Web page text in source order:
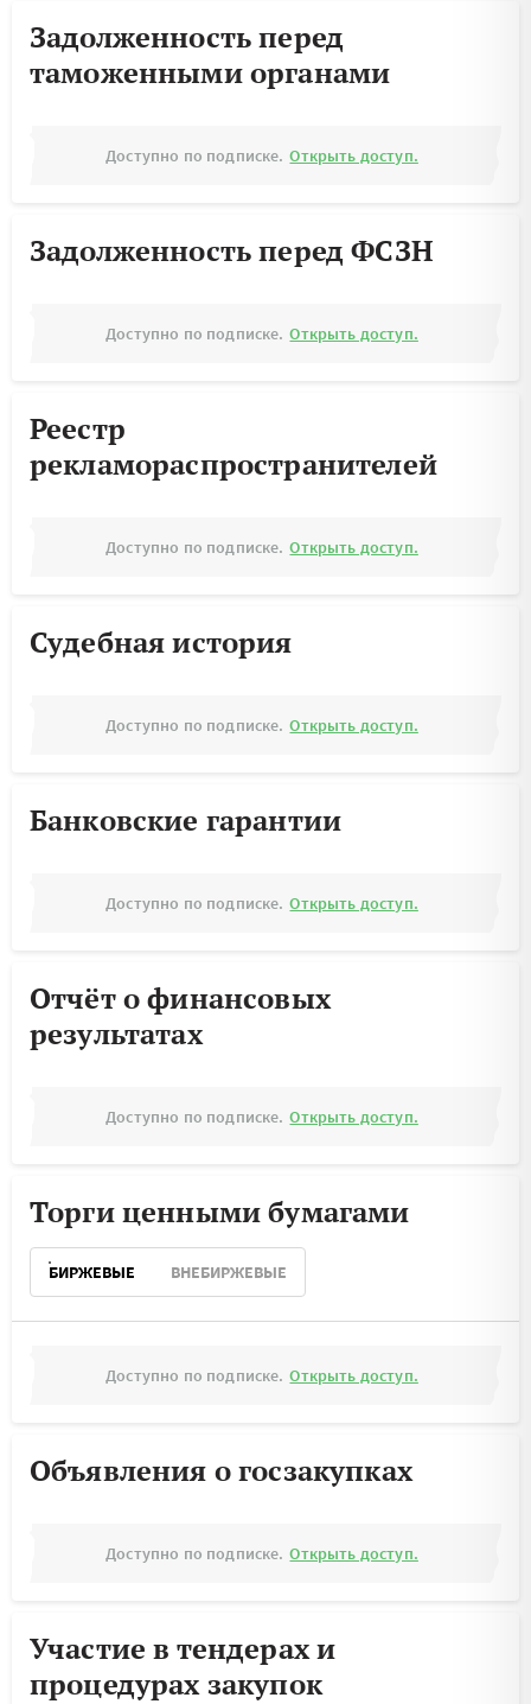
Задолженность перед
таможенными органами
Доступно по подписке. Открыть доступ.
Задолженность перед ФСЗН
Доступно по подписке. Открыть доступ.
Реестр
рекламораспространителей
Доступно по подписке. Открыть доступ.
Судебная история
Доступно по подписке. Открыть доступ.
Банковские гарантии
Доступно по подписке. Открыть доступ.
Отчёт о финансовых
результатах
Доступно по подписке. Открыть доступ.
Торги ценными бумагами
БИРЖЕВЫЕ ВНЕБИРЖЕВЫЕ
Доступно по подписке. Открыть доступ.
Объявления о госзакупках
Доступно по подписке. Открыть доступ.
Участие в тендерах и
процедурах закупок